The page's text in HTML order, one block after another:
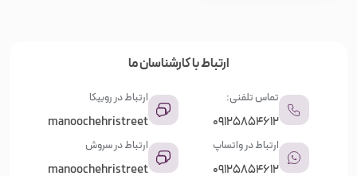
ارتباط با کارشناسان ما
تماس تلفنی:
09125854612
ارتباط در واتساپ
09125854612
ارتباط در روبیکا
manoochehristreet
ارتباط در سروش
manoochehristreet